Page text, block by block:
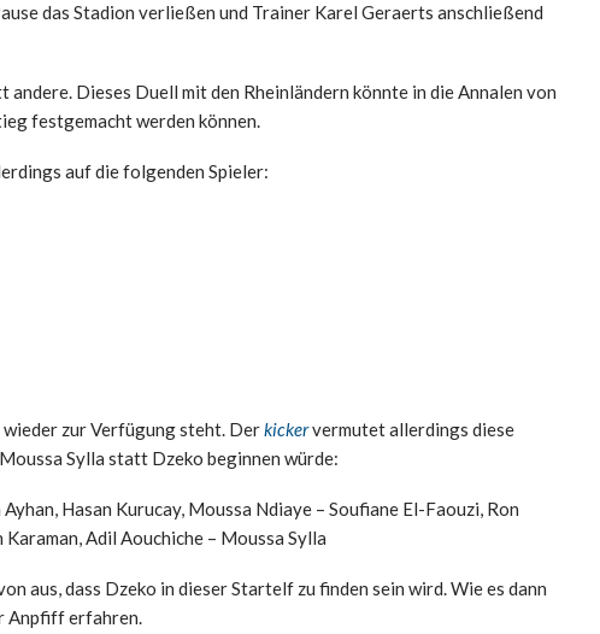
das Stadion verließen und Trainer Karel Geraerts anschließend
andere. Dieses Duell mit den Rheinländern könnte in die Annalen von
festgemacht werden können.
auf die folgenden Spieler:
wieder zur Verfügung steht. Derkickervermutet allerdings diese
Sylla statt Dzeko beginnen würde:
Hasan Kurucay, Moussa Ndiaye – Soufiane El-Faouzi, Ron
Adil Aouchiche – Moussa Sylla
aus, dass Dzeko in dieser Startelf zu finden sein wird. Wie es dann
Anpfiff erfahren.